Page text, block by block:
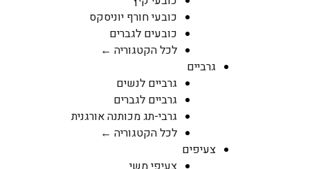
כובעי חורף יוניסקס
כובעים לגברים
לכל הקטגוריה ←
גרביים
גרביים לנשים
גרביים לגברים
גרבי-תג מכותנה אורגנית
לכל הקטגוריה ←
צעיפים